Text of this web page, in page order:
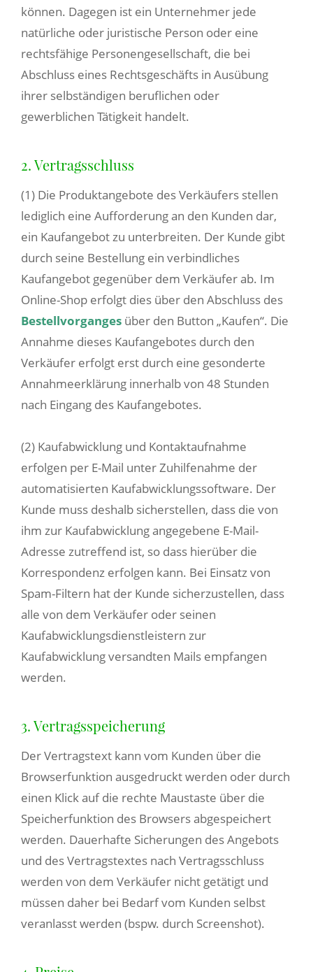
können. Dagegen ist ein Unternehmer jede
natürliche oder juristische Person oder eine
rechtsfähige Personengesellschaft, die bei
Abschluss eines Rechtsgeschäfts in Ausübung
ihrer selbständigen beruflichen oder
gewerblichen Tätigkeit handelt.
2. Vertragsschluss
(1) Die Produktangebote des Verkäufers stellen
lediglich eine Aufforderung an den Kunden dar,
ein Kaufangebot zu unterbreiten. Der Kunde gibt
durch seine Bestellung ein verbindliches
Kaufangebot gegenüber dem Verkäufer ab. Im
Online-Shop erfolgt dies über den Abschluss des
Bestellvorganges über den Button „Kaufen“. Die
Annahme dieses Kaufangebotes durch den
Verkäufer erfolgt erst durch eine gesonderte
Annahmeerklärung innerhalb von 48 Stunden
nach Eingang des Kaufangebotes.
(2) Kaufabwicklung und Kontaktaufnahme
erfolgen per E-Mail unter Zuhilfenahme der
automatisierten Kaufabwicklungssoftware. Der
Kunde muss deshalb sicherstellen, dass die von
ihm zur Kaufabwicklung angegebene E-Mail-
Adresse zutreffend ist, so dass hierüber die
Korrespondenz erfolgen kann. Bei Einsatz von
Spam-Filtern hat der Kunde sicherzustellen, dass
alle von dem Verkäufer oder seinen
Kaufabwicklungsdienstleistern zur
Kaufabwicklung versandten Mails empfangen
werden.
3. Vertragsspeicherung
Der Vertragstext kann vom Kunden über die
Browserfunktion ausgedruckt werden oder durch
einen Klick auf die rechte Maustaste über die
Speicherfunktion des Browsers abgespeichert
werden. Dauerhafte Sicherungen des Angebots
und des Vertragstextes nach Vertragsschluss
werden von dem Verkäufer nicht getätigt und
müssen daher bei Bedarf vom Kunden selbst
veranlasst werden (bspw. durch Screenshot).